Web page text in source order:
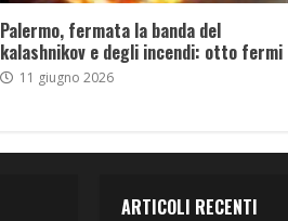
Palermo, fermata la banda del
kalashnikov e degli incendi: otto fermi
11 giugno 2026
ARTICOLI RECENTI